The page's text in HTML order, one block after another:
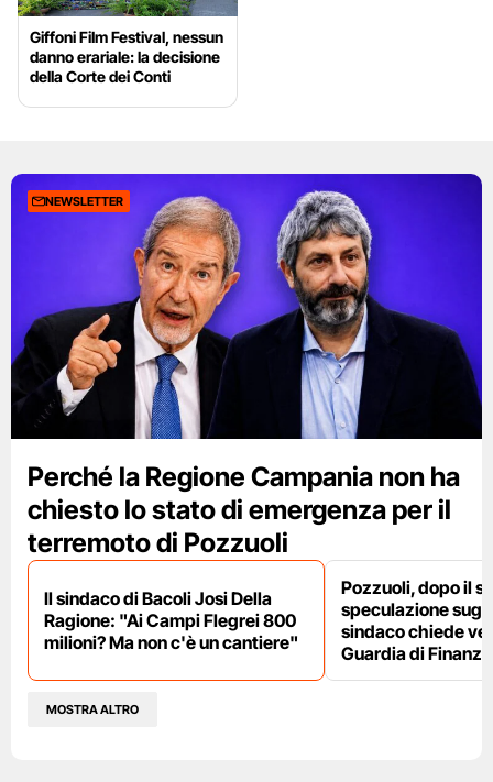
Giffoni Film Festival, nessun
danno erariale: la decisione
della Corte dei Conti
NEWSLETTER
Perché la Regione Campania non ha
chiesto lo stato di emergenza per il
terremoto di Pozzuoli
Il sindaco di Bacoli Josi Della
Ragione: "Ai Campi Flegrei 800
milioni? Ma non c'è un cantiere"
Pozzuoli, dopo il
speculazione
sindaco chiede
Guardia di Finanza
MOSTRA ALTRO